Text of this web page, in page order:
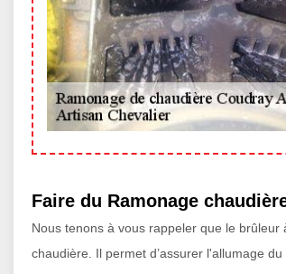
Faire du Ramonage
Nous tenons à vous rappeler que le
chaudière. Il permet d’assurer l'allumage